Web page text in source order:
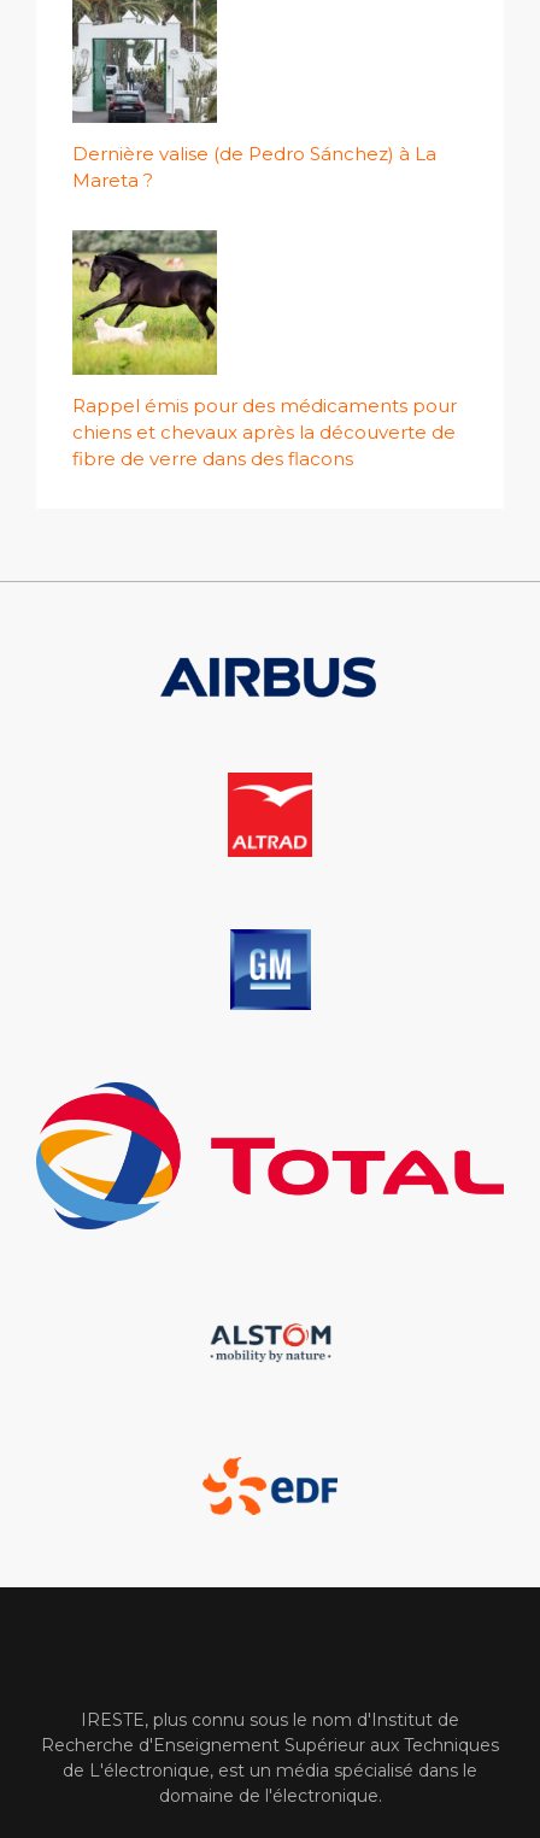
Dernière valise (de Pedro Sánchez) à La
Mareta ?
Rappel émis pour des médicaments pour
chiens et chevaux après la découverte de
fibre de verre dans des flacons
IRESTE, plus connu sous le nom d'Institut de
Recherche d'Enseignement Supérieur aux Techniques
de L'électronique, est un média spécialisé dans le
domaine de l'électronique.